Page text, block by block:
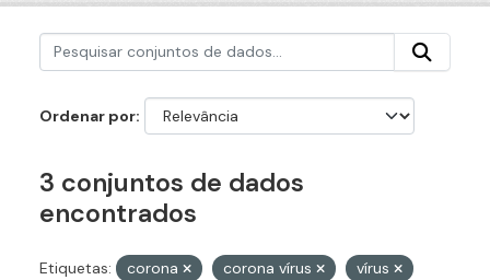
Ordenar por
3 conjuntos de dados
encontrados
Etiquetas: corona corona vírus
vírus